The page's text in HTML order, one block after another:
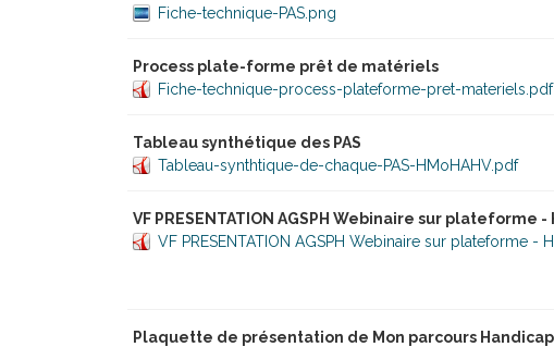
Fiche-technique-PAS.png
Process plate-forme prêt de matériels
Fiche-technique-process-plateforme-pret-materiels.pdf
Tableau synthétique des PAS
Tableau-synthtique-de-chaque-PAS-HMoHAHV.pdf
VF PRESENTATION AGSPH Webinaire sur
VF PRESENTATION AGSPH Webinaire sur plateforme
Plaquette de présentation de Mon parcours